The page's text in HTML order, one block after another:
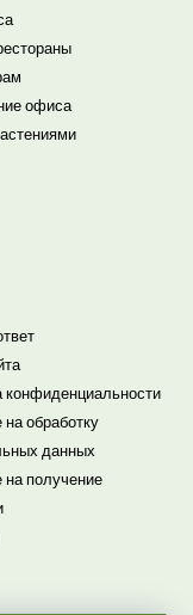
офиса
конфиденциальности
обработку
данных
на получение